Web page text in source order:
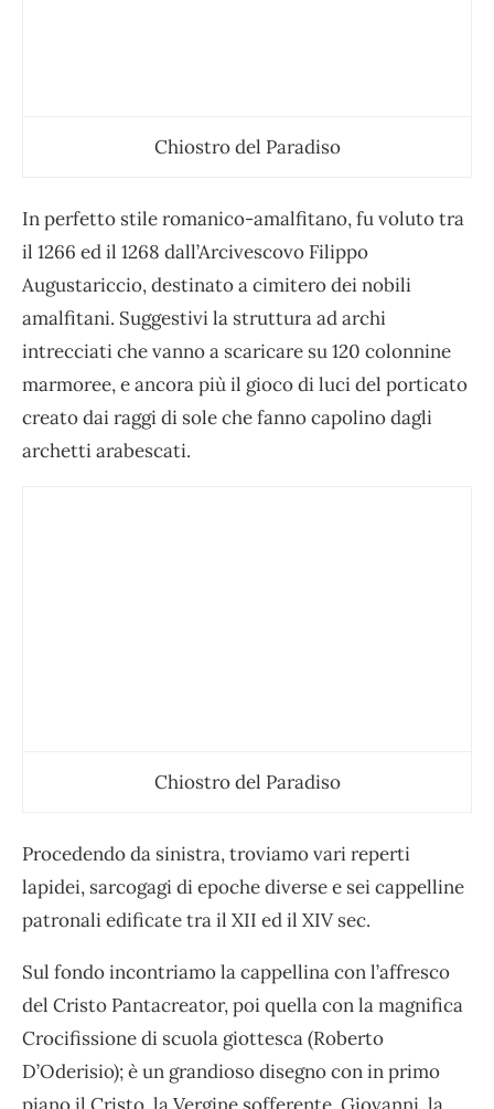
Chiostro del Paradiso
In perfetto stile romanico-amalfitano, fu voluto tra
il 1266 ed il 1268 dall’Arcivescovo Filippo
Augustariccio, destinato a cimitero dei nobili
amalfitani. Suggestivi la struttura ad archi
intrecciati che vanno a scaricare su 120 colonnine
marmoree, e ancora più il gioco di luci del porticato
creato dai raggi di sole che fanno capolino dagli
archetti arabescati.
Chiostro del Paradiso
Procedendo da sinistra, troviamo vari reperti
lapidei, sarcogagi di epoche diverse e sei cappelline
patronali edificate tra il XII ed il XIV sec.
Sul fondo incontriamo la cappellina conl’affresco
del Cristo Pantacreator, poi quella con la magnifica
Crocifissione di scuola giottesca (Roberto
D’Oderisio); è un grandioso disegno con in primo